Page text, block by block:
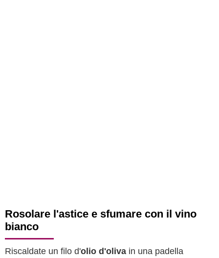
Rosolare l'astice e sfumare con il vino
bianco
Riscaldate un filo d'olio d'oliva in una padella